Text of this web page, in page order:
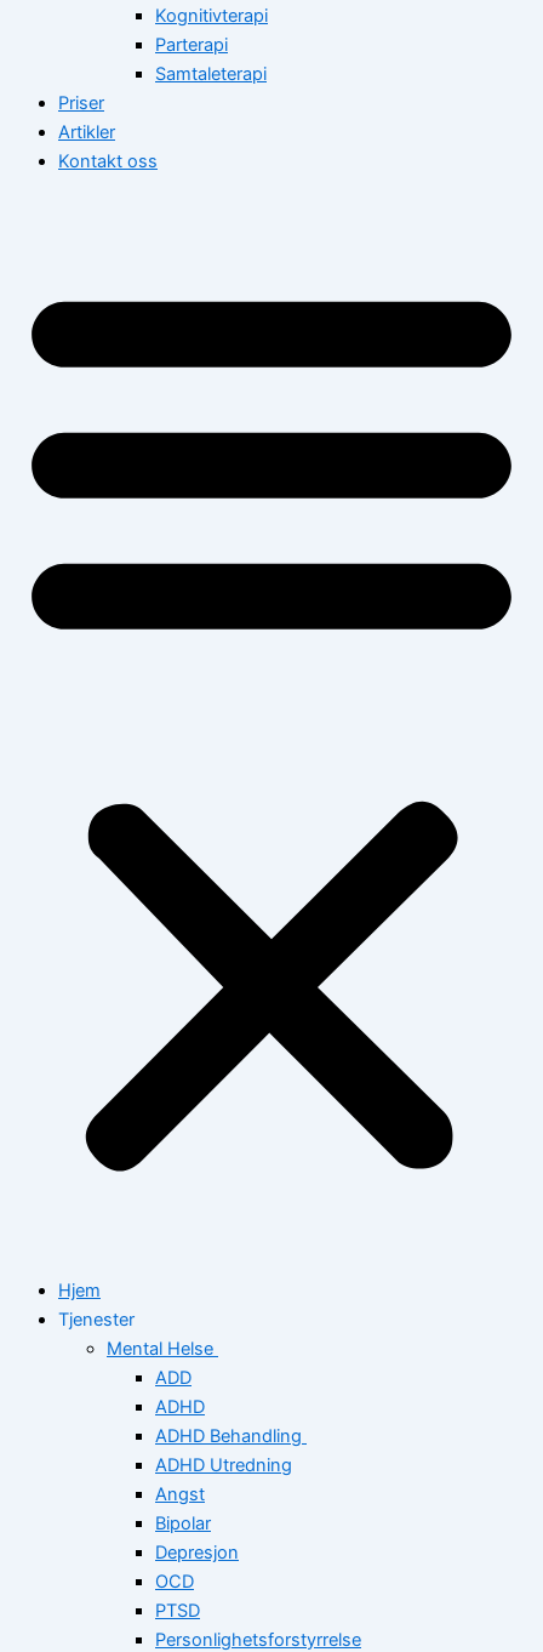
Kognitivterapi
Parterapi
Samtaleterapi
Priser
Artikler
Kontakt oss
Hjem
Tjenester
Mental Helse
ADD
ADHD
ADHD Behandling
ADHD Utredning
Angst
Bipolar
Depresjon
OCD
PTSD
Personlighetsforstyrrelse